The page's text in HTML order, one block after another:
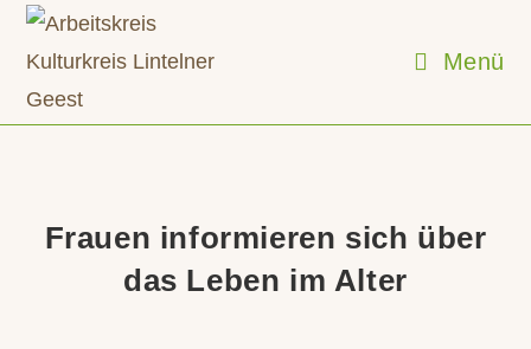
Zum
springen
Menü
Frauen informieren sich über
das Leben im Alter